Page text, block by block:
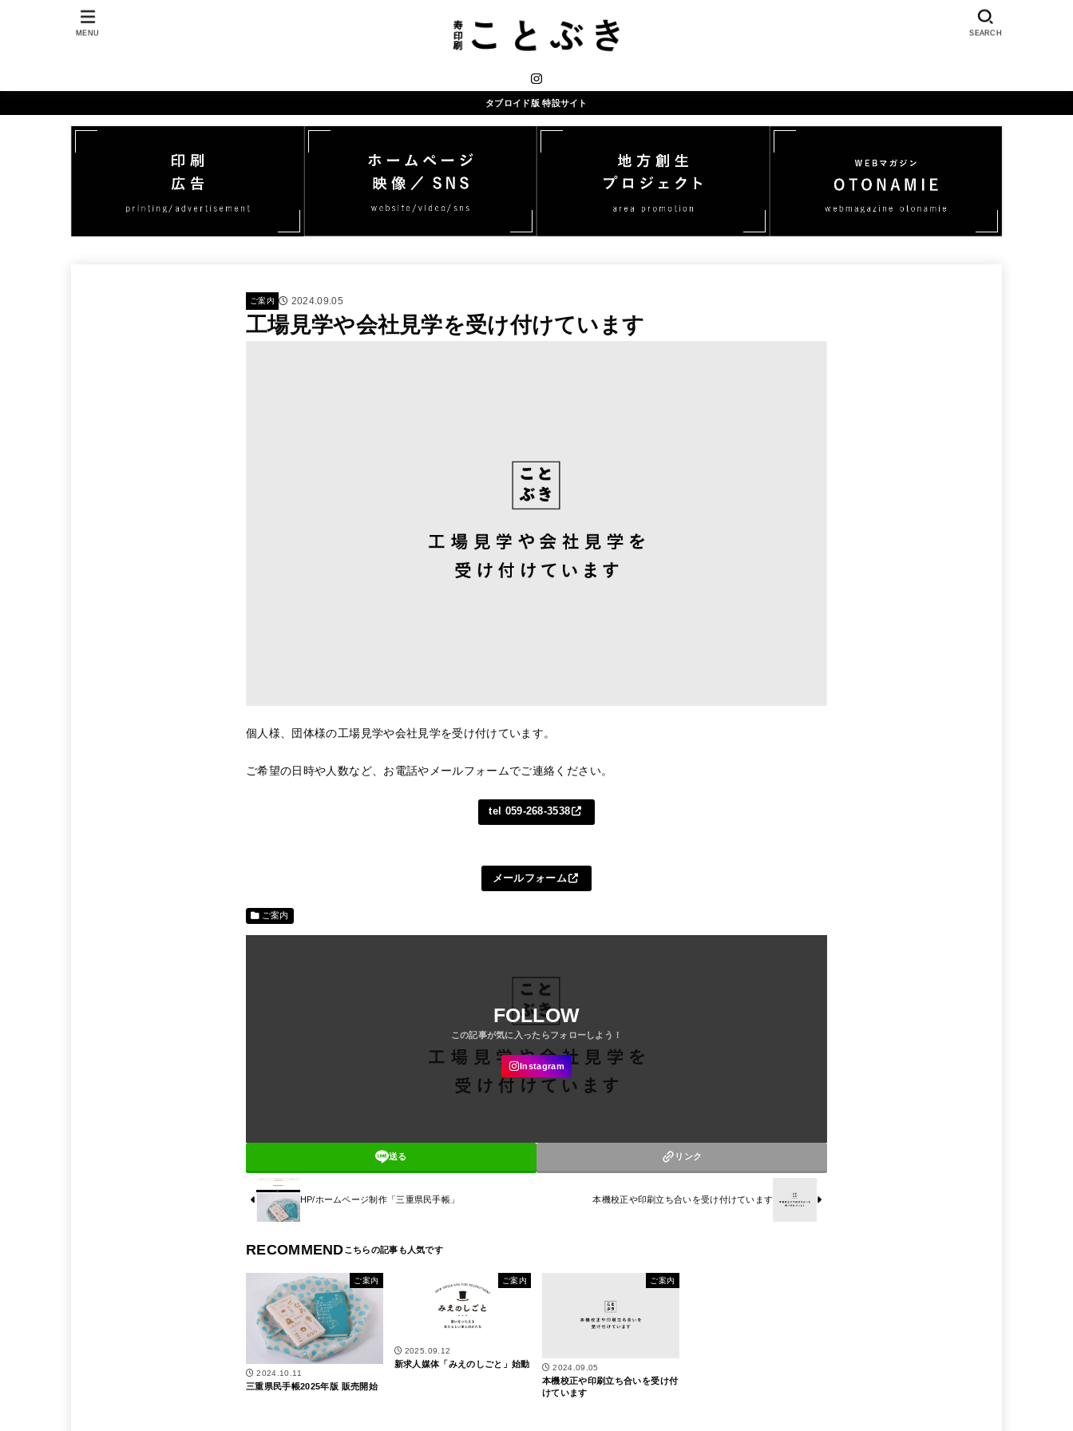
SEARCH
MENU
タブロイド版 特設サイト
ご案内 2024.09.05
工場見学や会社見学を受け付けています
個人様、団体様の工場見学や会社見学を受け付けています。
ご希望の日時や人数など、お電話やメールフォームでご連絡ください。
tel 059-268-3538
メールフォーム
ご案内
FOLLOW
送る リンク
HP/ホームページ制作「三重県民手帳」 本機校正や印刷立ち合いを受け付けています
RECOMMEND
ご案内
2024.10.11
三重県民手帳2025年版 販売開始
ご案内
2025.09.12
新求人媒体「みえのしごと」始動
ご案内
2024.09.05
本機校正や印刷立ち合いを受け付
けています